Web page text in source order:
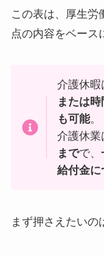
この表は、厚生労
点の内容をベース
介護休暇
または
も可能。
介護休業
までで、
給付金に
まず押さえたいの